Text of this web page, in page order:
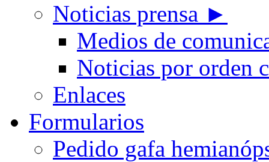
Noticias prensa ►
Medios de
Noticias por orden
Enlaces
Formularios
Pedido gafa